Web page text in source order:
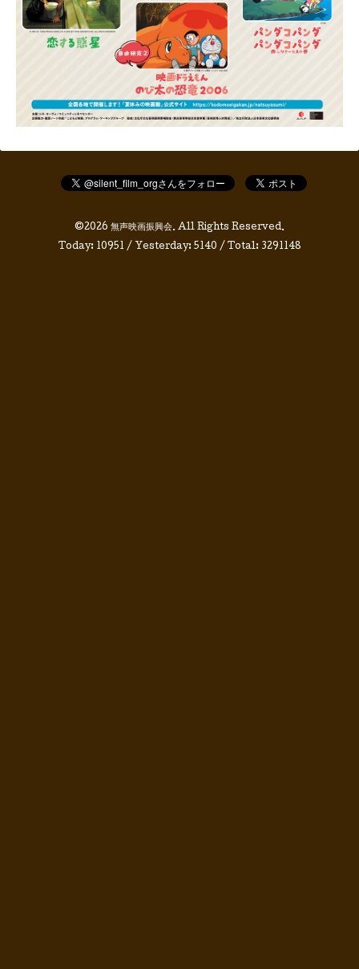
©2026 無声映画振興会. All Rights Reserved.
Today: 10951/ Yesterday: 5140 / Total: 3291148